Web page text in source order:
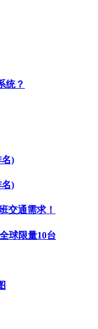
统？
名)
名)
交通需求！
球限量10台